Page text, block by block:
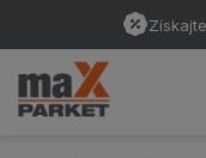
Získajte